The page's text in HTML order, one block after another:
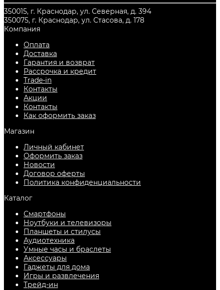
350015, г. Краснодар, ул. Северная, д. 394
350075, г. Краснодар, ул. Стасова, д. 178
Компания
Оплата
Доставка
Гарантия и возврат
Рассрочка и кредит
Trade-in
Контакты
Акции
Контакты
Как оформить заказ
Магазин
Личный кабинет
Оформить заказ
Новости
Договор оферты
Политика конфиденциальности
Каталог
Смартфоны
Ноутбуки и телевизоры
Планшеты и стилусы
Аудиотехника
Умные часы и браслеты
Аксессуары
Гаджеты для дома
Игры и развлечения
Трейд-ин